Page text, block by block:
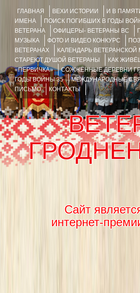
ГЛАВНАЯ ВЕХИ ИСТОРИИ
И В
ИМЕНА
ПОИСК ПОГИБШИХ В ГОДЫ
ВЕТЕРАНА
ОФИЦЕРЫ- ВЕТЕРАНЫ ВС
МУЗЫКА
ФОТО И ВИДЕО КОНКУРС
ВЕТЕРАНАХ
КАЛЕНДАРЬ ВЕТЕРАНСКОЙ
СТАРЕЮТ ДУШОЙ ВЕТЕРАНЫ
КАК
«ПЕРВИЧКА»
СОЖЖЁННЫЕ ДЕРЕВНИ
ГОДЫ ВОЙНЫ 35
МЕЖДУНАРОДНЫЕ
ПИСЬМО
КОНТАКТЫ
Сайт
интернет-